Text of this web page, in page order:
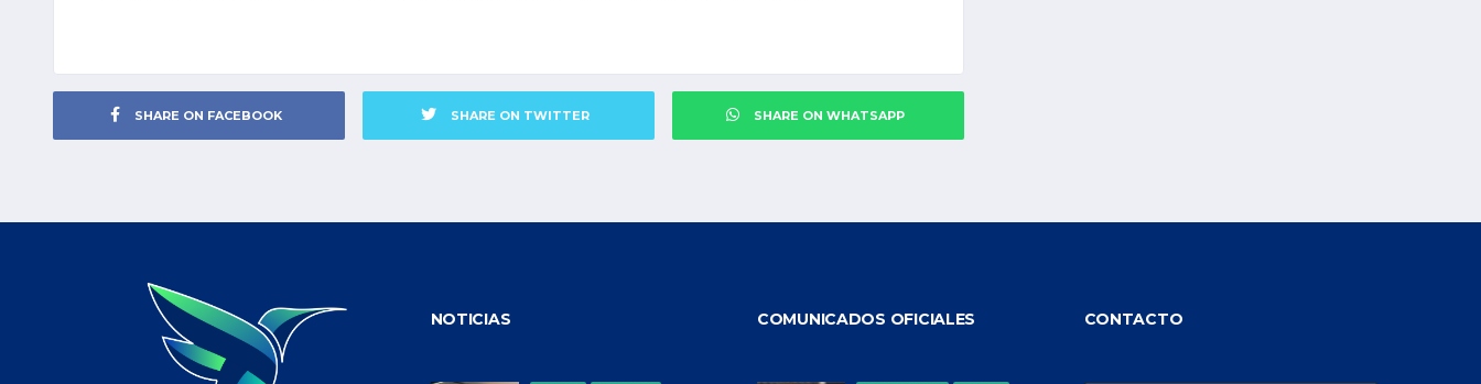
SHARE ON FACEBOOK SHARE ON TWITTER SHARE ON WHATSAPP
NOTICIAS COMUNICADOS OFICIALES CONTACTO